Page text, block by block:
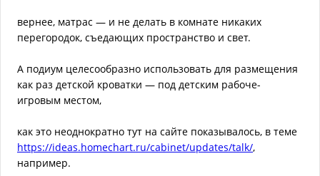
вернее, матрас — и не делать в комнате никаких
перегородок, съедающих пространство и свет.
А подиум целесообразно использовать для размещения
как раз детской кроватки — под детским рабоче-
игровым местом,
как это неоднократно тут на сайте показывалось, в теме
https://ideas.homechart.ru/cabinet/updates/talk/,
например.